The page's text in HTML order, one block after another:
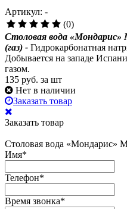
Артикул: -
(0)
Столовая вода «Мондарис»
(газ) - Гидрокарбонатная
Добывается на западе
газом.
135 руб. за шт
Нет в наличии
Заказать товар
Заказать товар
Столовая вода «Мондарис»
Имя*
Телефон*
Время звонка*